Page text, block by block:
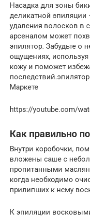
Насадка для зоны
деликатной эпиляции
удаления волосков в
арсеналом может
эпилятор. Забудьте о
ощущениях,
кожу и поможет
Маркете
https://youtube.com/
Как правильно
Внутри коробочки,
вложены саше с
пропитанными
когда необходимо
прилипших к нему
К эпиляции